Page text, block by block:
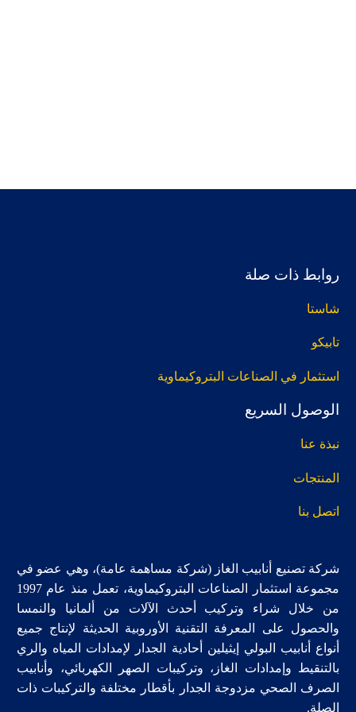
روابط ذات صلة
شاستا
تابيكو
استثمار في الصناعات البتروكيماوية
الوصول السريع
نبذة عنا
المنتجات
اتصل بنا
شركة تصنيع أنابيب الغاز (شركة مساهمة عامة)، وهي عضو في
مجموعة استثمار الصناعات البتروكيماوية، تعمل منذ عام 1997
من خلال شراء وتركيب أحدث الآلات من ألمانيا والنمسا
والحصول على المعرفة التقنية الأوروبية الحديثة لإنتاج جميع
أنواع أنابيب البولي إيثيلين أحادية الجدار لإمدادات المياه والري
بالتنقيط وإمدادات الغاز، وتركيبات الصهر الكهربائي، وأنابيب
الصرف الصحي مزدوجة الجدار بأقطار مختلفة والتركيبات ذات
الصلة.